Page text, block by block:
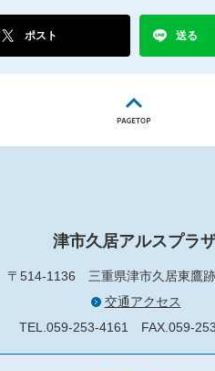
ポスト 送る
津市久居アルスプラ
〒514-1136 三重県津市久居東鷹
交通アクセス
TEL.059-253-4161 FAX.059-